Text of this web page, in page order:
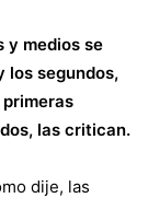
y medios se
los segundos,
las critican.
dije, las